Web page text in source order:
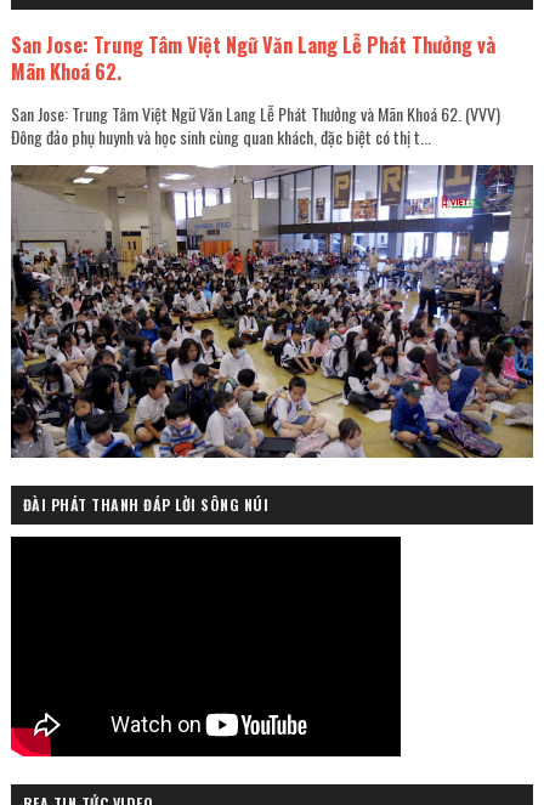
San Jose: Trung Tâm Việt Ngữ Văn Lang Lễ Phát Thưởng và
Mãn Khoá 62.
San Jose: Trung Tâm Việt Ngữ Văn Lang Lễ Phát Thưởng và Mãn Khoá 62. (VVV)
Đông đảo phụ huynh và học sinh cùng quan khách, đặc biệt có thị t...
ĐÀI PHÁT THANH ĐÁP LỜI SÔNG NÚI